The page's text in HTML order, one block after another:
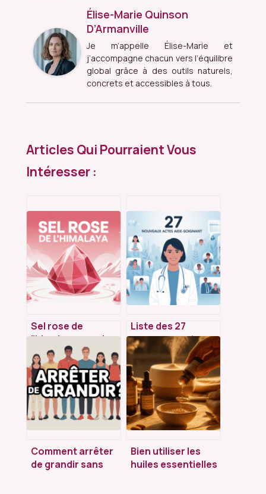
Élise-Marie Quinson
D’Armanville
Je m’appelle Élise-Marie et
j’accompagne chacun vers l’équilibre
global grâce à des outils naturels,
concrets et accessibles à tous.
Articles Qui Pourraient Vous
Intéresser :
Sel rose de
l’himalaya : quels
dangers réels pour
votre santé ?
Liste des 27
nouveaux actes
aide-soignant en
pdf : le guide
complet à jour
Comment arrêter
de grandir sans
Bien utiliser les
huiles essentielles